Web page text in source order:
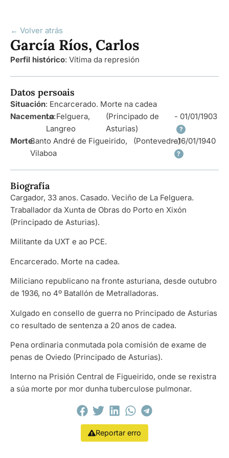
← Volver atrás
García Ríos, Carlos
Perfil histórico: Vítima da represión
Datos persoais
Situación: Encarcerado. Morte na cadea
Nacemento:
La Felguera,
Langreo
(Principado de
Asturias)
- 01/01/1903
?
Morte:
Santo André de Figueirido,
Vilaboa
(Pontevedra)- 16/01/1940
?
Biografía
Cargador, 33 anos. Casado. Veciño de La Felguera.
Traballador da Xunta de Obras do Porto en Xixón
(Principado de Asturias).
Militante da UXT e ao PCE.
Encarcerado. Morte na cadea.
Miliciano republicano na fronte asturiana, desde outubro
de 1936, no 4º Batallón de Metralladoras.
Xulgado en consello de guerra no Principado de Asturias
co resultado de sentenza a 20 anos de cadea.
Pena ordinaria conmutada pola comisión de exame de
penas de Oviedo (Principado de Asturias).
Interno na Prisión Central de Figueirido, onde se rexistra
a súa morte por mor dunha tuberculose pulmonar.
Reportar erro